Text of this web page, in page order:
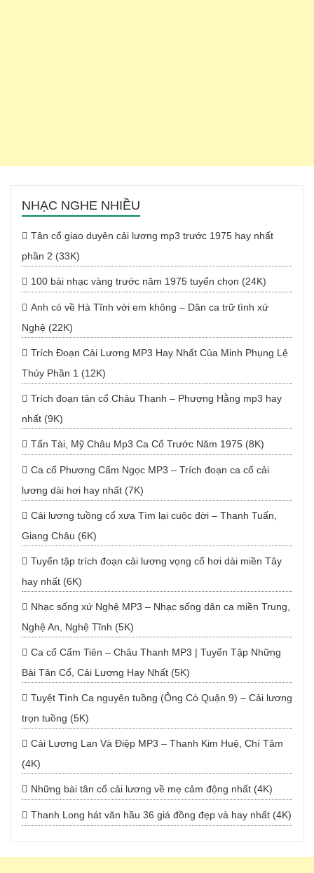
NHẠC NGHE NHIỀU
Tân cổ giao duyên cải lương mp3 trước 1975 hay nhất
phần 2 (33K)
100 bài nhạc vàng trước năm 1975 tuyển chọn (24K)
Anh có về Hà Tĩnh với em không – Dân ca trữ tình xứ
Nghệ (22K)
Trích Đoạn Cải Lương MP3 Hay Nhất Của Minh Phụng Lệ
Thủy Phần 1 (12K)
Trích đoạn tân cổ Châu Thanh – Phượng Hằng mp3 hay
nhất (9K)
Tấn Tài, Mỹ Châu Mp3 Ca Cổ Trước Năm 1975 (8K)
Ca cổ Phương Cẩm Ngọc MP3 – Trích đoạn ca cổ cải
lương dài hơi hay nhất (7K)
Cải lương tuồng cổ xưa Tìm lại cuộc đời – Thanh Tuấn,
Giang Châu (6K)
Tuyển tập trích đoạn cải lương vọng cổ hơi dài miền Tây
hay nhất (6K)
Nhạc sống xứ Nghệ MP3 – Nhạc sống dân ca miền Trung,
Nghệ An, Nghệ Tĩnh (5K)
Ca cổ Cẩm Tiên – Châu Thanh MP3 | Tuyển Tập Những
Bài Tân Cổ, Cải Lương Hay Nhất (5K)
Tuyệt Tình Ca nguyên tuồng (Ông Cò Quận 9) – Cải lương
trọn tuồng (5K)
Cải Lương Lan Và Điệp MP3 – Thanh Kim Huệ, Chí Tâm
(4K)
Những bài tân cổ cải lương về mẹ cảm động nhất (4K)
Thanh Long hát văn hầu 36 giá đồng đẹp và hay nhất (4K)